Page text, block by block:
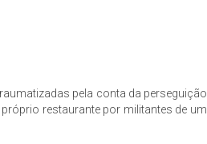
pela conta da perseguição
restaurante por militantes de um